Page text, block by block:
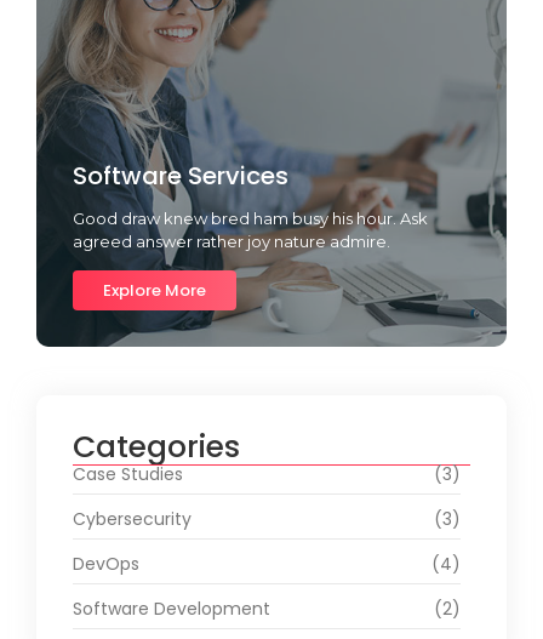
Software Services
Good draw knew bred ham busy his hour. Ask
agreed answer rather joy nature admire.
Explore More
Categories
Case Studies
(3)
Cybersecurity
(3)
DevOps
(4)
Software Development
(2)